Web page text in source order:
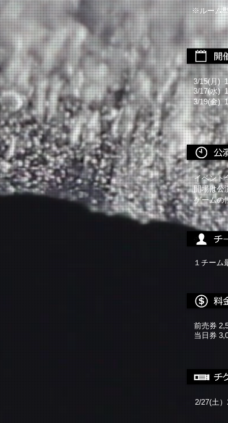
​※ルーム
3/15(月)
3/17(水)
3/19(金)
イベント
開場は公
ゲームの
１チー
前売券
当日券
​2/27(土